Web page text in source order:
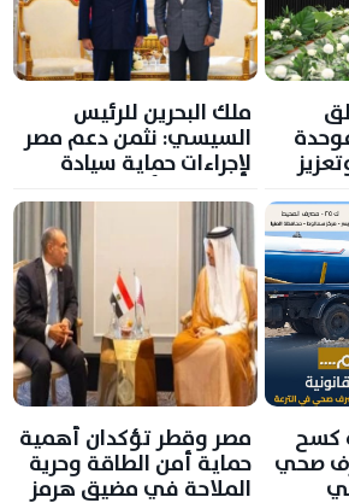
ملك البحرين للرئيس
السيسي: نثمن دعم مصر
لإجراءات حماية سيادة
كسح
صحي
مصر وقطر تؤكدان أهمية
حماية أمن الطاقة وحرية
الملاحة في مضيق هرمز